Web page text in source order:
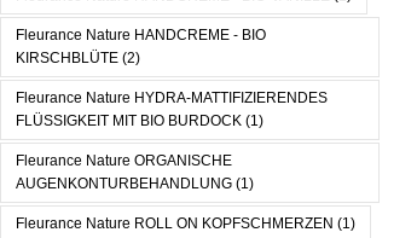
Fleurance Nature HANDCREME - BIO
KIRSCHBLÜTE (2)
Fleurance Nature HYDRA-MATTIFIZIERENDES
FLÜSSIGKEIT MIT BIO BURDOCK (1)
Fleurance Nature ORGANISCHE
AUGENKONTURBEHANDLUNG (1)
Fleurance Nature ROLL ON KOPFSCHMERZEN (1)